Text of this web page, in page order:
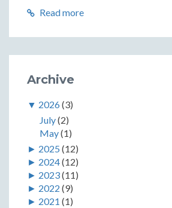
Read more
Archive
▼ 2026(3)
July(2)
May(1)
► 2025 (12)
► 2024(12)
► 2023(11)
► 2022 (9)
► 2021 (1)